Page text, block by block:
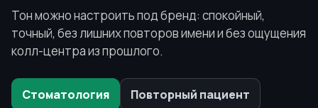
Тон можно настроить под бренд: спокойный,
точный, без лишних повторов имени и без ощущения
колл-центра из прошлого.
Стоматология Повторный пациент